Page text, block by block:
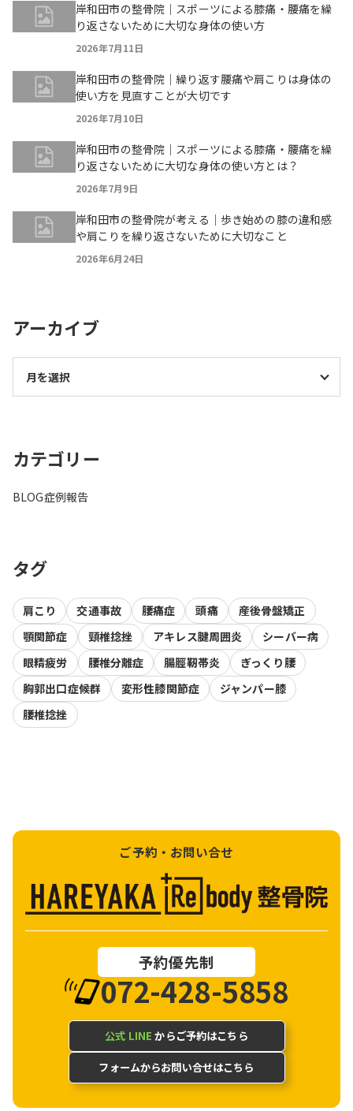
岸和田市の整骨院｜スポーツによる膝痛・腰痛を繰
り返さないために大切な身体の使い方
2026年7月11日
岸和田市の整骨院｜繰り返す腰痛や肩こりは身体の
使い方を見直すことが大切です
2026年7月10日
岸和田市の整骨院｜スポーツによる膝痛・腰痛を繰
り返さないために大切な身体の使い方とは？
2026年7月9日
岸和田市の整骨院が考える｜歩き始めの膝の違和感
や肩こりを繰り返さないために大切なこと
2026年6月24日
アーカイブ
カテゴリー
BLOG症例報告
タグ
肩こり 交通事故 腰痛症 頭痛
産後骨盤矯正
顎関節症
頸椎捻挫 アキレス腱周囲炎
シーバー病
眼精疲労
腰椎分離症 腸脛靭帯炎
ぎっくり腰
胸郭出口症候群
変形性膝関節症
ジャンパー膝
腰椎捻挫
ご予約・お問い合せ
予約優先制
072-428-5858
公式 LINE からご予約はこちら
フォームからお問い合せはこちら